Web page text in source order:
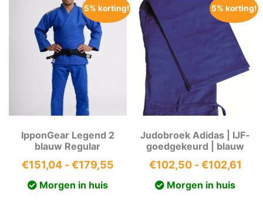
5% korting!
IpponGear Legend 2
blauw Regular
€151,04 -€179,55Prijsklasse:
Morgen in huis
5% korting!
Judobroek Adidas | IJF-
goedgekeurd | blauw
€102,50 - €102,61
Morgen in huis